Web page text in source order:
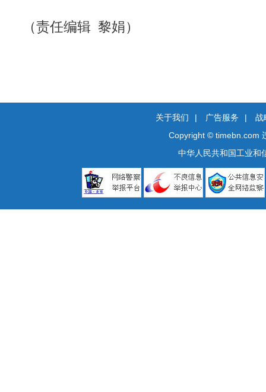
（责任编辑 黎娟）
关于我们 | 广告服务 |
战
Copyright © timebn.com
中华人民共和国工业和